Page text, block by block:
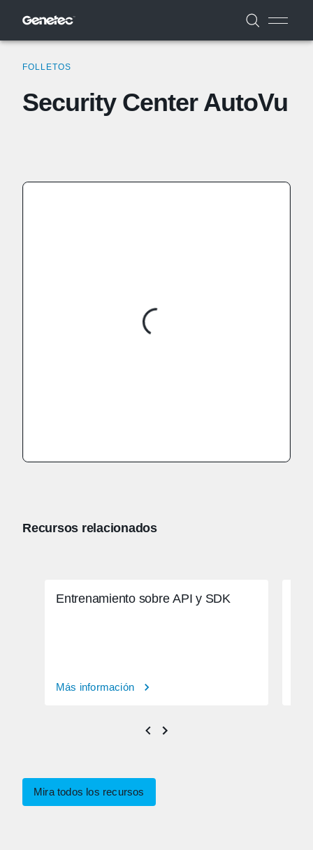
FOLLETOS
Security Center AutoVu
Recursos relacionados
Entrenamiento sobre API y SDK
Más información
Mira todos los recursos